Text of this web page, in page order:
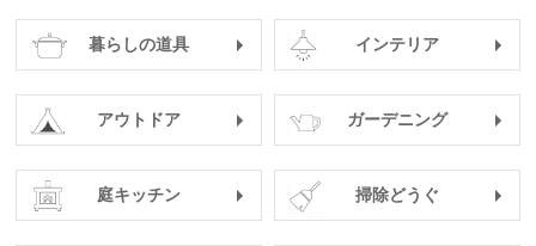
暮らしの道具 インテリア
アウトドア ガーデニング
庭キッチン 掃除どうぐ